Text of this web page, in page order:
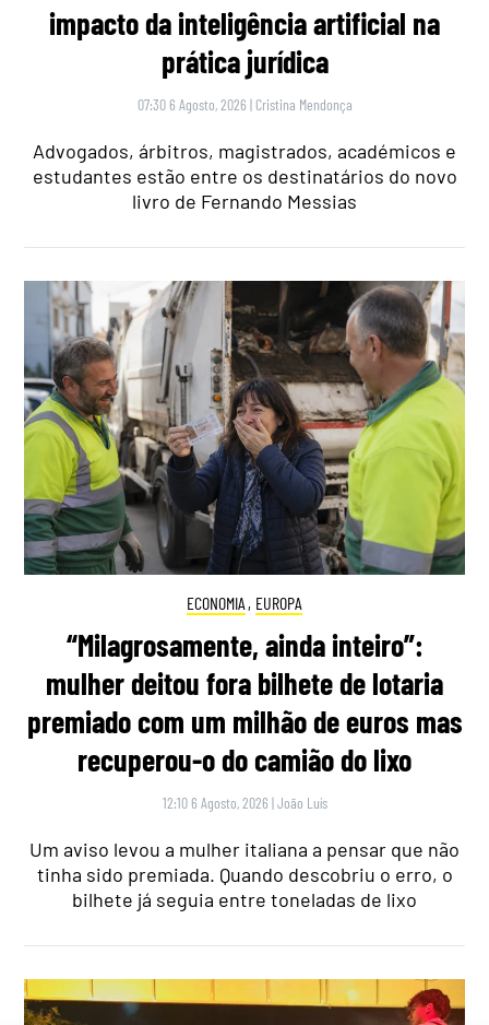
impacto da inteligência artificial na
prática jurídica
07:30 6 Agosto, 2026 | Cristina Mendonça
Advogados, árbitros, magistrados, académicos e
estudantes estão entre os destinatários do novo
livro de Fernando Messias
ECONOMIA , EUROPA
“Milagrosamente, ainda inteiro”:
mulher deitou fora bilhete de lotaria
premiado com um milhão de euros mas
recuperou-o do camião do lixo
12:10 6 Agosto, 2026 |João Luís
Um aviso levou a mulher italiana a pensar que não
tinha sido premiada. Quando descobriu o erro, o
bilhete já seguia entre toneladas de lixo